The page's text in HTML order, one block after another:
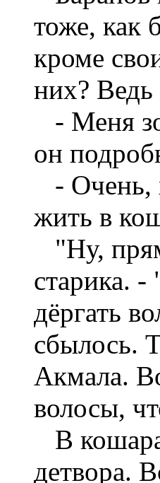
тоже, как
кроме
них? Ведь
- Меня
он
- Очень,
жить в
"Ну,
старика. -
дёргать
сбылось.
Акмала.
волосы,
В
детвора.